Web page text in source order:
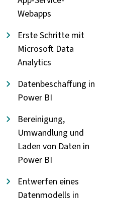
Webapps
Erste Schritte mit
Microsoft Data
Analytics
Datenbeschaffung in
Power BI
Bereinigung,
Umwandlung und
Laden von Daten in
Power BI
Entwerfen eines
Datenmodells in